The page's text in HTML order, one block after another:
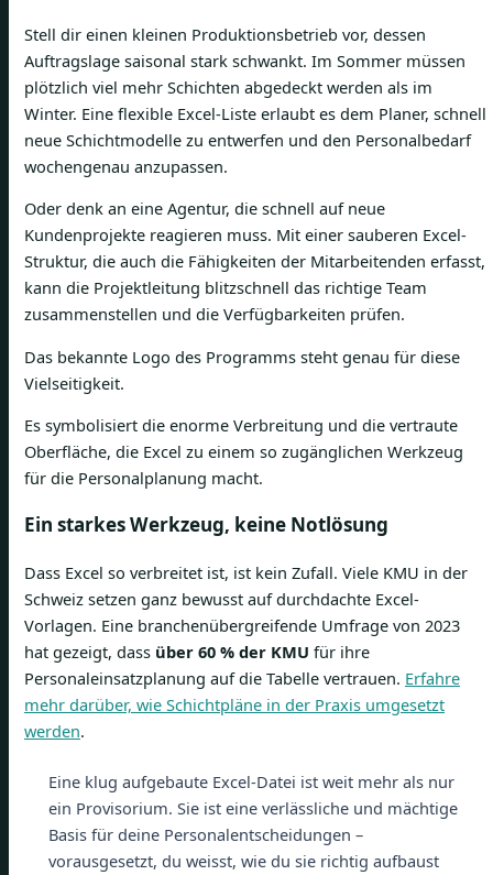
Stell dir einen kleinen Produktionsbetrieb vor, dessen
Auftragslage saisonal stark schwankt. Im Sommer müssen
plötzlich viel mehr Schichten abgedeckt werden als im
Winter. Eine flexible Excel-Liste erlaubt es dem Planer, schnell
neue Schichtmodelle zu entwerfen und den Personalbedarf
wochengenau anzupassen.
Oder denk an eine Agentur, die schnell auf neue
Kundenprojekte reagieren muss. Mit einer sauberen Excel-
Struktur, die auch die Fähigkeiten der Mitarbeitenden erfasst,
kann die Projektleitung blitzschnell das richtige Team
zusammenstellen und die Verfügbarkeiten prüfen.
Das bekannte Logo des Programms steht genau für diese
Vielseitigkeit.
Es symbolisiert die enorme Verbreitung und die vertraute
Oberfläche, die Excel zu einem so zugänglichen Werkzeug
für die Personalplanung macht.
Ein starkes Werkzeug, keine Notlösung
Dass Excel so verbreitet ist, ist kein Zufall. Viele KMU in der
Schweiz setzen ganz bewusst auf durchdachte Excel-
Vorlagen. Eine branchenübergreifende Umfrage von 2023
hat gezeigt, dass über 60 % der KMU für ihre
Personaleinsatzplanung auf die Tabelle vertrauen. Erfahre
mehr darüber, wie Schichtpläne in der Praxis umgesetzt
werden.
Eine klug aufgebaute Excel-Datei ist weit mehr als nur
ein Provisorium. Sie ist eine verlässliche und mächtige
Basis für deine Personalentscheidungen –
vorausgesetzt, du weisst, wie du sie richtig aufbaust